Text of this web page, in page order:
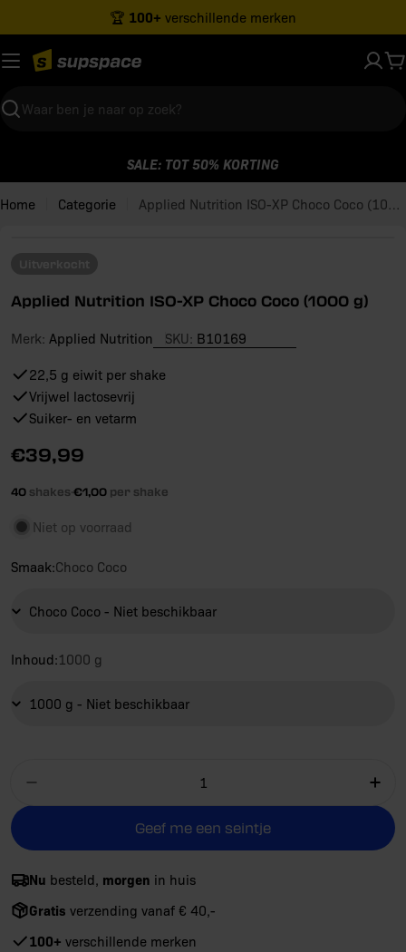
naar
inhoud
🏆 100+ verschillende merken
Zoeken
SALE: TOT 50% KORTING
Home Categorie Applied Nutrition ISO-XP Choco Coco (1000 g)
Applied Nutrition ISO-XP Choco Coco (1000 g)
Merk: Applied Nutrition SKU: B10169
22,5 g eiwit per shake
Vrijwel lactosevrij
Suiker- en vetarm
Reguliere
€39,99
40 shakes·€1,00 per shake
Niet op voorraad
Smaak:Choco Coco
Inhoud:1000 g
Aantal verlagen voor Applied Nutrition
Geef me een seintje
Nu besteld, morgen in huis
Gratis verzending vanaf € 40,-
100+ verschillende merken